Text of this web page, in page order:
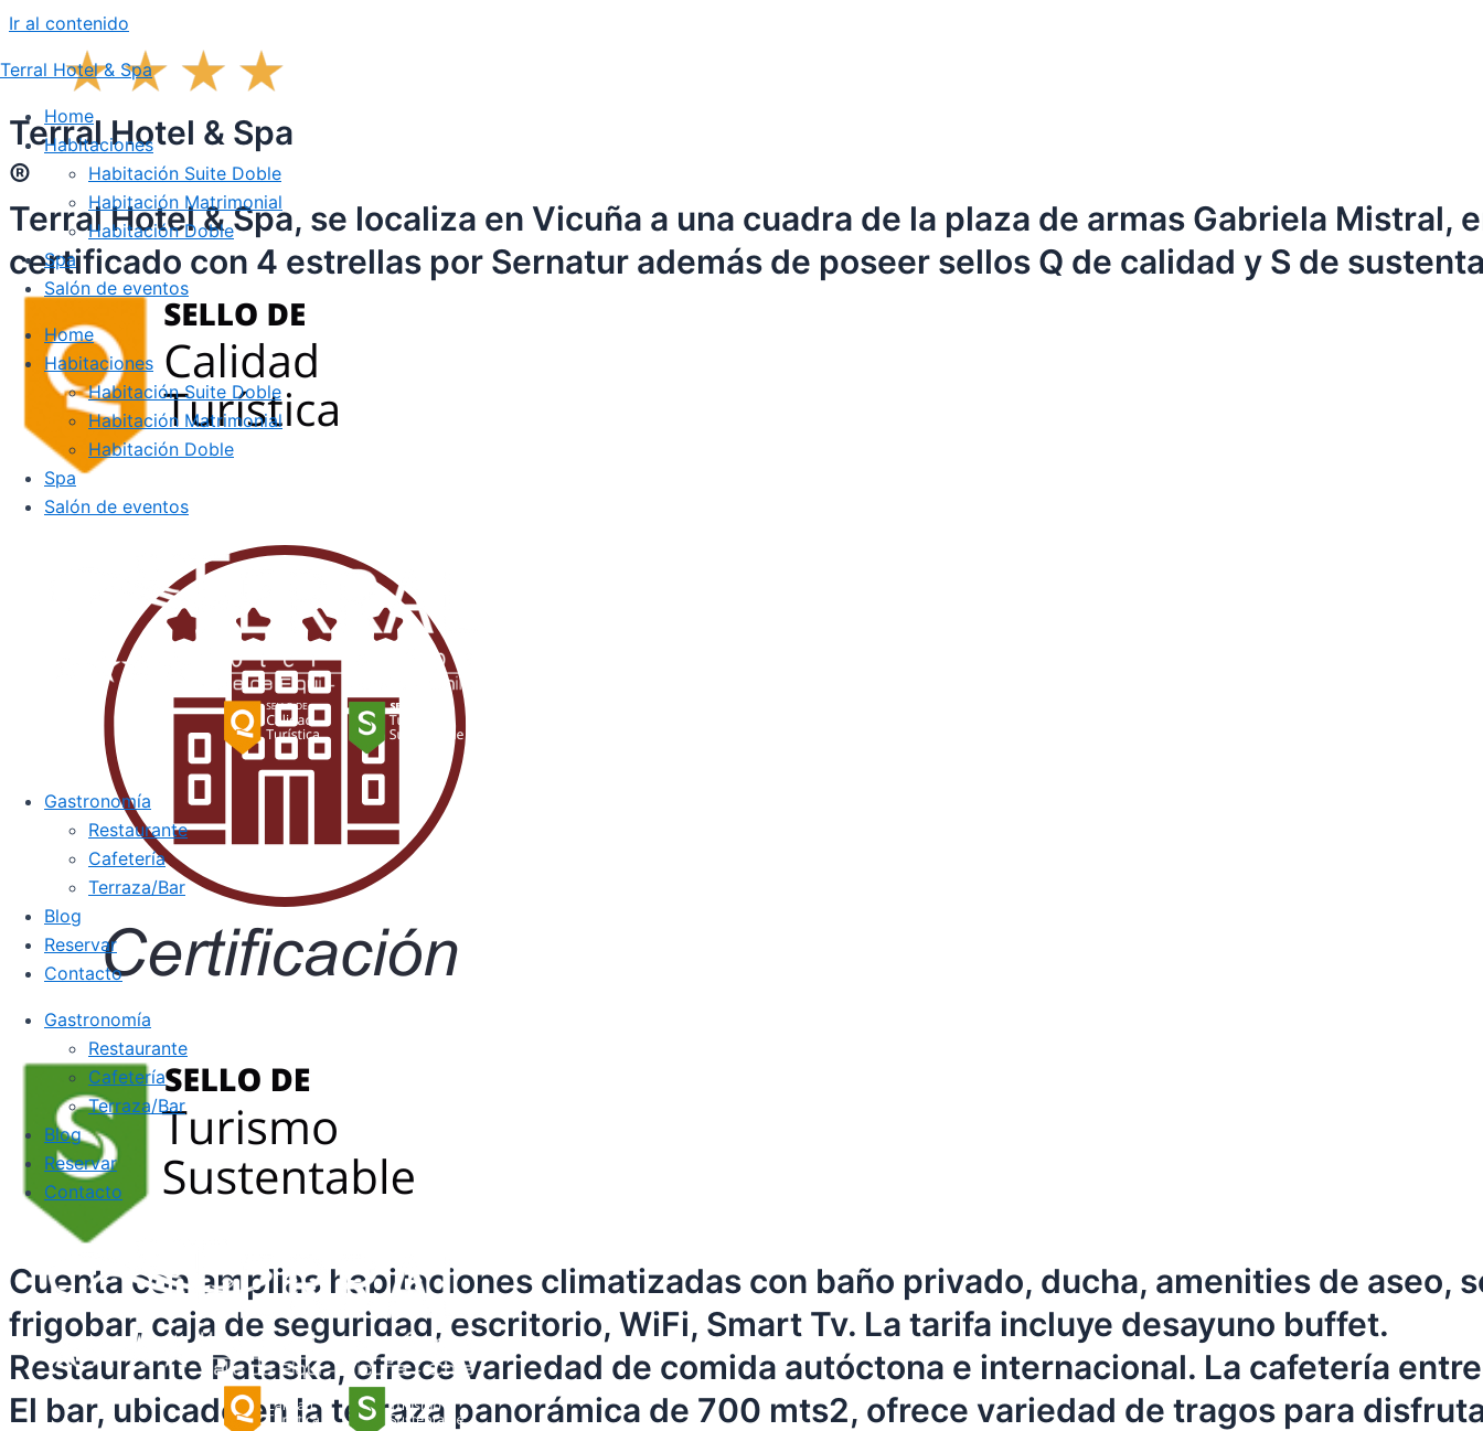
Ir al contenido
Terral Hotel & Spa
Home
Habitaciones
Habitación Suite Doble
Habitación Matrimonial
Habitación Doble
Spa
Salón de eventos
Home
Habitaciones
Habitación Suite Doble
Habitación Matrimonial
Habitación Doble
Spa
Salón de eventos
Gastronomía
Restaurante
Cafetería
Terraza/Bar
Blog
Reservar
Contacto
Gastronomía
Restaurante
Cafetería
Terraza/Bar
Blog
Reservar
Contacto
Terral Hotel & Spa
®
Terral Hotel & Spa, se localiza en Vicuña a una cuadra de la plaza de armas Gabriela Mistral,
certificado con 4 estrellas por Sernatur además de poseer sellos Q de calidad y S de
Cuenta con amplias habitaciones climatizadas con baño privado, ducha, amenities de aseo,
frigobar, caja de seguridad, escritorio, WiFi, Smart Tv. La tarifa incluye desayuno buffet.
Restaurante Pataska, ofrece variedad de comida autóctona e internacional. La cafetería
El bar, ubicado en la terraza panorámica de 700 mts2, ofrece variedad de tragos para